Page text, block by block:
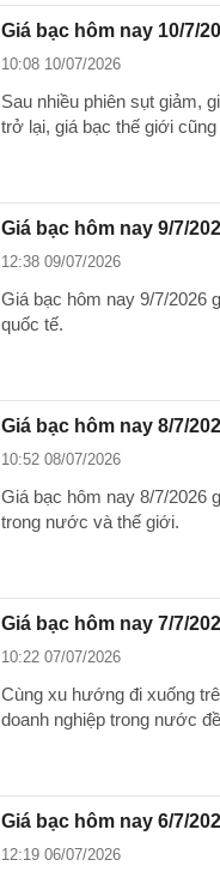
Giá bạc hôm nay 10/7/
10:08 10/07/2026
Sau nhiều phiên sụt giảm,
trở lại, giá bạc thế giới cũng
Giá bạc hôm nay 9/7/
12:38 09/07/2026
Giá bạc hôm nay 9/7/2026
quốc tế.
Giá bạc hôm nay 8/7/
10:52 08/07/2026
Giá bạc hôm nay 8/7/2026
trong nước và thế giới.
Giá bạc hôm nay 7/7/
10:22 07/07/2026
Cùng xu hướng đi xuống
doanh nghiệp trong nước
Giá bạc hôm nay 6/7/
12:19 06/07/2026